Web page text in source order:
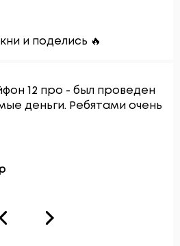
и поделись 🔥
12 про - был проведен
деньги. Ребятами очень